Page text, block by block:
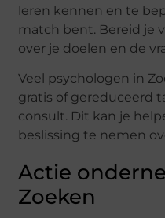
leren kennen en te
match bent. Bereid je
over je doelen en de
Veel psychologen in
gratis of gereduceerd
consult. Dit kan je
beslissing te nemen
Actie
Zoeken